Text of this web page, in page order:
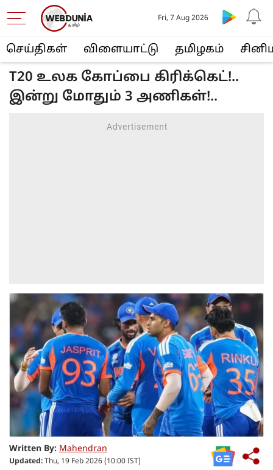
செய்திகள் விளையா‌ட்டு த‌மிழக‌ம்
Fri, 7 Aug 2026
T20 உலக கோப்பை கிரிக்கெட்!..
இன்று மோதும் 3 அணிகள்!..
Written By: Mahendran
Updated: Thu, 19 Feb 2026 (10:00 IST)